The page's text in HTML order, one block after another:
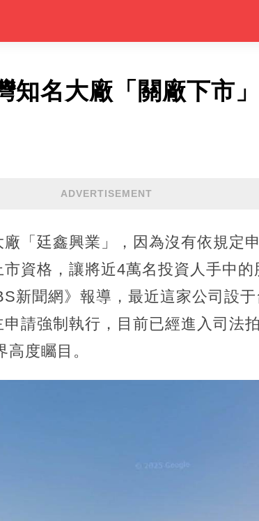
知名大廠「關廠下市
ADVERTISEMENT
「廷鑫興業」，因為沒有依規定
資格，讓將近4萬名投資人手中
新聞網》報導，最近這家公司設
請強制執行，目前已經進入司法
度矚目。